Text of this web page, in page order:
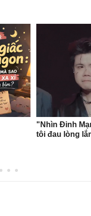
"Nhìn Đinh
tôi đau lòng